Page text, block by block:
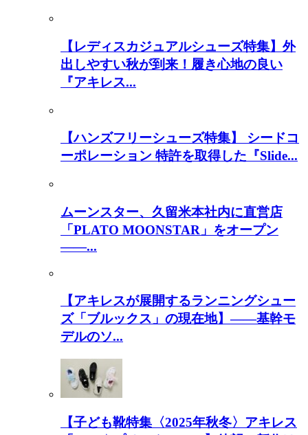
【レディスカジュアルシューズ特集】外
出しやすい秋が到来！履き心地の良い
『アキレス...
【ハンズフリーシューズ特集】 シードコ
ーポレーション 特許を取得した『Slide...
ムーンスター、久留米本社内に直営店
「PLATO MOONSTAR」をオープン
――...
【アキレスが展開するランニングシュー
ズ「ブルックス」の現在地】――基幹モ
デルのソ...
【子ども靴特集〈2025年秋冬〉アキレス